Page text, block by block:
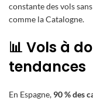
constante des vols
comme la Catalogne.
📊 Vols à
tendances
En Espagne, 90 % des